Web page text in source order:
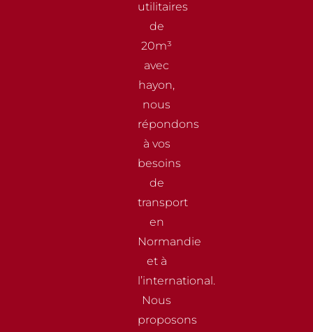
utilitaires
de
20m³
avec
hayon,
nous
répondons
à vos
besoins
de
transport
en
Normandie
et à
l’international.
Nous
proposons